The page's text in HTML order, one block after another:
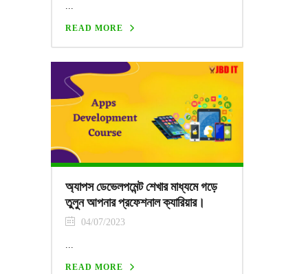
...
READ MORE
অ্যাপস ডেভেলপমেন্ট শেখার মাধ্যমে গড়ে
তুলুন আপনার প্রফেশনাল ক্যারিয়ার।
04/07/2023
...
READ MORE